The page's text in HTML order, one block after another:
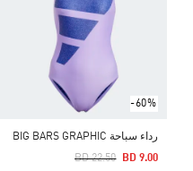
-60%
رداء سباحة BIG BARS GRAPHIC
Price Reduced From
BD 22.50
To BD 9.00